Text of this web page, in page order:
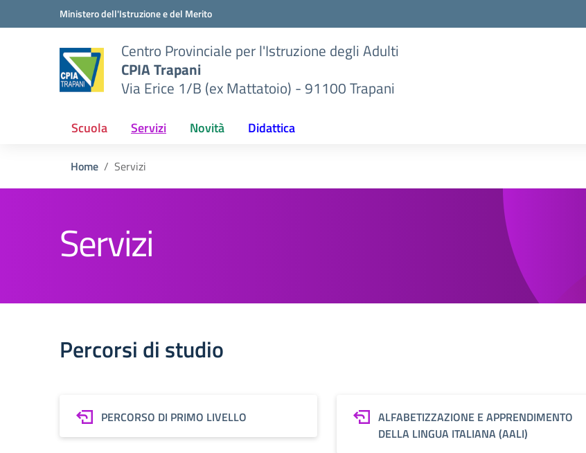
Vai ai contenuti
Vai al menu di navigazioneMinistero dell'Istruzione e del Merito
Centro Provinciale per l'Istruzione degli Adulti
CPIA Trapani
Via Erice 1/B (ex Mattatoio) - 91100 Trapani
Scuola Servizi Novità Didattica
Home Servizi
Servizi
Percorsi di studio
PERCORSO DI PRIMO LIVELLO
ALFABETIZZAZIONE E APPRENDIMENTO
DELLA LINGUA ITALIANA (AALI)